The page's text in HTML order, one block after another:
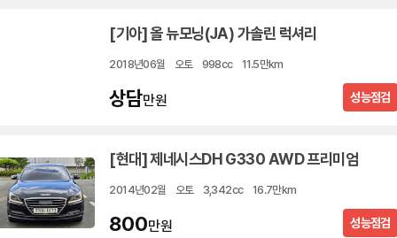
[기아] 올 뉴모닝(JA) 가솔린 럭셔리
2018년06월 오토 998cc 11.5만km
성능점검
상담만원
[현대] 제네시스DH G330 AWD 프리미엄
2014년02월 오토 3,342cc 16.7만km
성능점검
800만원